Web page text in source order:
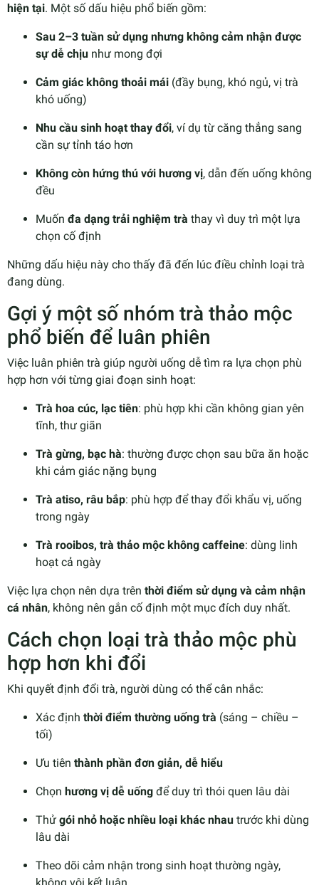
hiện tại. Một số dấu hiệu phổ biến gồm:
Sau 2–3 tuần sử dụng nhưng không cảm nhận được
sự dễ chịu như mong đợi
Cảm giác không thoải mái (đầy bụng, khó ngủ, vị trà
khó uống)
Nhu cầu sinh hoạt thay đổi, ví dụ từ căng thẳng sang
cần sự tỉnh táo hơn
Không còn hứng thú với hương vị, dẫn đến uống không
đều
Muốn đa dạng trải nghiệm trà thay vì duy trì một lựa
chọn cố định
Những dấu hiệu này cho thấy đã đến lúc điều chỉnh loại trà
đang dùng.
Gợi ý một số nhóm trà thảo mộc
phổ biến để luân phiên
Việc luân phiên trà giúp người uống dễ tìm ra lựa chọn phù
hợp hơn với từng giai đoạn sinh hoạt:
Trà hoa cúc, lạc tiên: phù hợp khi cần không gian yên
tĩnh, thư giãn
Trà gừng, bạc hà: thường được chọn sau bữa ăn hoặc
khi cảm giác nặng bụng
Trà atiso, râu bắp: phù hợp để thay đổi khẩu vị, uống
trong ngày
Trà rooibos, trà thảo mộc không caffeine: dùng linh
hoạt cả ngày
Việc lựa chọn nên dựa trên thời điểm sử dụng và cảm nhận
cá nhân, không nên gắn cố định một mục đích duy nhất.
Cách chọn loại trà thảo mộc phù
hợp hơn khi đổi
Khi quyết định đổi trà, người dùng có thể cân nhắc:
Xác định thời điểm thường uống trà (sáng – chiều –
tối)
Ưu tiên thành phần đơn giản, dễ hiểu
Chọn hương vị dễ uống để duy trì thói quen lâu dài
Thử gói nhỏ hoặc nhiều loại khác nhau trước khi dùng
lâu dài
Theo dõi cảm nhận trong sinh hoạt thường ngày,